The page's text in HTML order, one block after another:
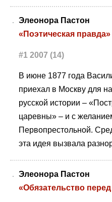
Элеонора Пастон
«Поэтическая
#1 2007 (14)
В июне 1877 года
приехал в Москву для
русской истории –
царевны» – и с
Первопрестольной.
эта идея вызвала
Элеонора Пастон
«Обязательство